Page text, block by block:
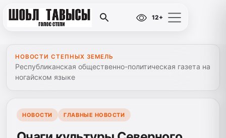
12+
НОВОСТИ СТЕПНЫХ ЗЕМЕЛЬ
Республиканская общественно-политическая газета на
ногайском языке
НОВОСТИ ГЛАВНЫЕ НОВОСТИ